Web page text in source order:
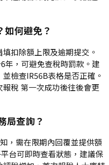
如何避免？
扣除額上限及逾期提交。
年，可避免查稅時罰款。建
檢查IR56B表格是否正確。
稅 第一次成功後往後會更
局查詢？
，需在限期內回覆並提供額
台可即時查看狀態，建議保